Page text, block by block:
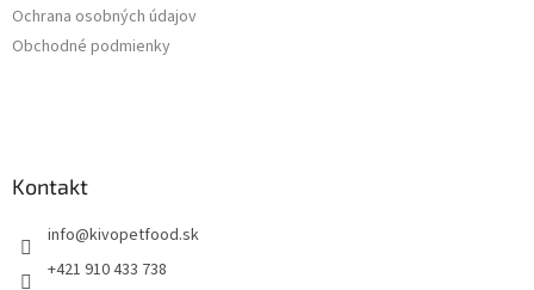
Ochrana osobných údajov
Obchodné podmienky
Kontakt
info@kivopetfood.sk
+421 910 433 738